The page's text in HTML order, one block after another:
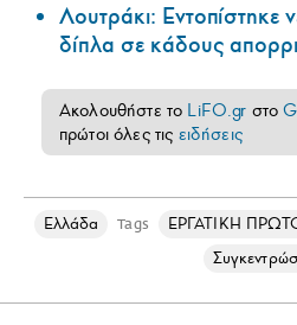
Λουτράκι: Εντοπίστηκε
δίπλα σε κάδους
Ακολουθήστε το LiFO.gr στο
πρώτοι όλες τις ειδήσεις
Ελλάδα Tags ΕΡΓΑΤΙΚΗ